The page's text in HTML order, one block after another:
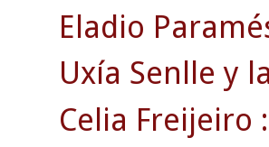
Eladio
Uxía Senlle y
Celia Freijeiro